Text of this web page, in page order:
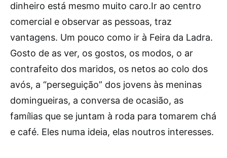
dinheiro está mesmo muito caro.Ir ao centro
comercial e observar as pessoas, traz
vantagens. Um pouco como ir à Feira da Ladra.
Gosto de as ver, os gostos, os modos, o ar
contrafeito dos maridos, os netos ao colo dos
avós, a “perseguição” dos jovens às meninas
domingueiras, a conversa de ocasião, as
famílias que se juntam à roda para tomarem chá
e café. Eles numa ideia, elas noutros interesses.